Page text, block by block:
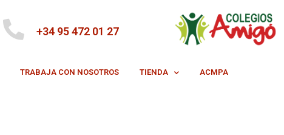
+34 95 472 01 27
TRABAJA CON NOSOTROS TIENDA ACMPA